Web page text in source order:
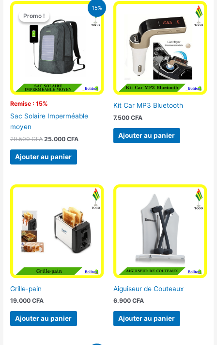
15%
Promo !
Remise : 15%
Promo !
Sac Solaire Imperméable
moyen
29.500CFA
Le
prix
initial
était :
29.500 CFA.
25.000CFA
Le
prix
actuel
Ajouter au panier
Kit Car MP3 Bluetooth
7.500 CFA
Ajouter au panier
Grille-pain
19.000CFA
Ajouter au panier
Aiguiseur de Couteaux
6.900 CFA
Ajouter au panier